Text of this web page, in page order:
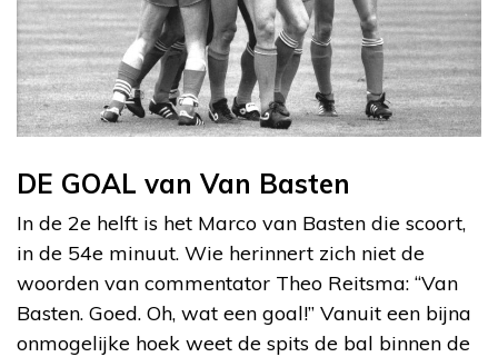
DE GOAL van Van Basten
In de 2e helft is het Marco van Basten die scoort,
in de 54e minuut. Wie herinnert zich niet de
woorden van commentator Theo Reitsma: “Van
Basten. Goed. Oh, wat een goal!” Vanuit een bijna
onmogelijke hoek weet de spits de bal binnen de